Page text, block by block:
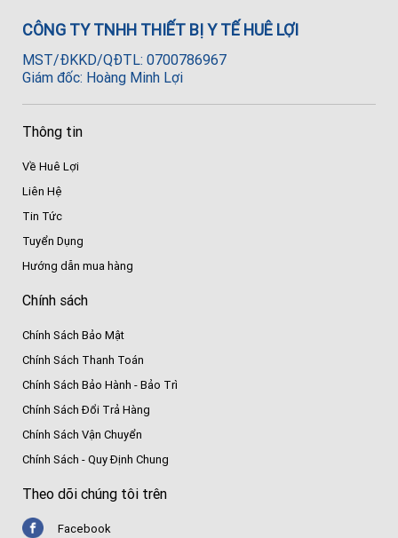
CÔNG TY TNHH THIẾT BỊ Y TẾ HUÊ LỢI
MST/ĐKKD/QĐTL: 0700786967
Giám đốc: Hoàng Minh Lợi
Thông tin
Về Huê Lợi
Liên Hệ
Tin Tức
Tuyển Dụng
Hướng dẫn mua hàng
Chính sách
Chính Sách Bảo Mật
Chính Sách Thanh Toán
Chính Sách Bảo Hành - Bảo Trì
Chính Sách Đổi Trả Hàng
Chính Sách Vận Chuyển
Chính Sách - Quy Định Chung
Theo dõi chúng tôi trên
Facebook